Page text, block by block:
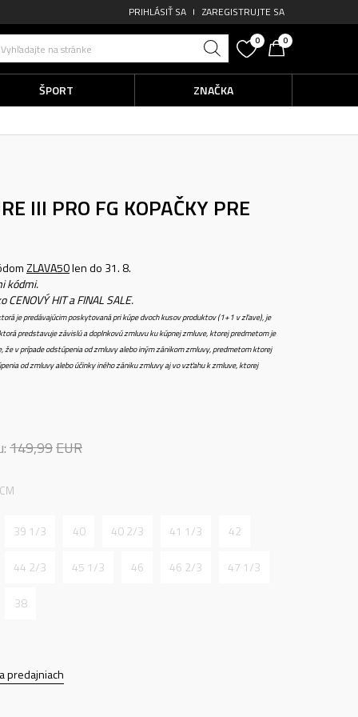
PRIHLÁSIŤ SA ZAREGISTRUJTE SA
Vyhľadajte na stránke
0 0
ŠPORT
ZNAČKA
III PRO FG KOPAČKY PRE
ZLAVA50len do 31. 8.
kódmi.
HIT a FINAL SALE.
je predávajúcim poskytovaná pri kúpe dvoch kusov produktov (1+1 v zľave), je
predstavuje závislú a doplnkovú zmluvu ku kúpnej zmluve, ktorej predmetom je
že v prípade odstúpenia od zmluvy alebo iným zánikom zmluvy, predmetom ktorej
od zmluvy alebo účinky iného zániku zmluvy aj vo vzťahu k zmluve, ktorej
149,99EUR
39 1/3 40 40 2/3 41 1/3 42
44 2/3 45 1/3 46 46 2/3 47 1/3
38
predajniach